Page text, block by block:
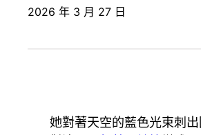
2026 年 3 月 27 日
她對著天空的藍色光束刺